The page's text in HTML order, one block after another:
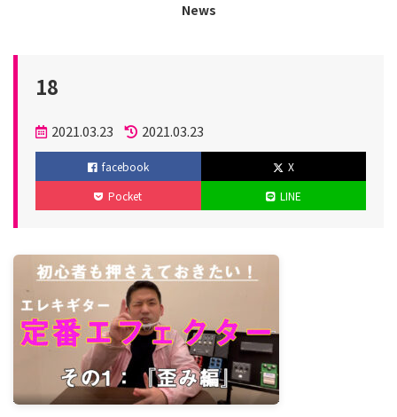
News
18
投
稿
日
2021.03.23
更
新
2021.03.23
facebook
X
Pocket
LINE